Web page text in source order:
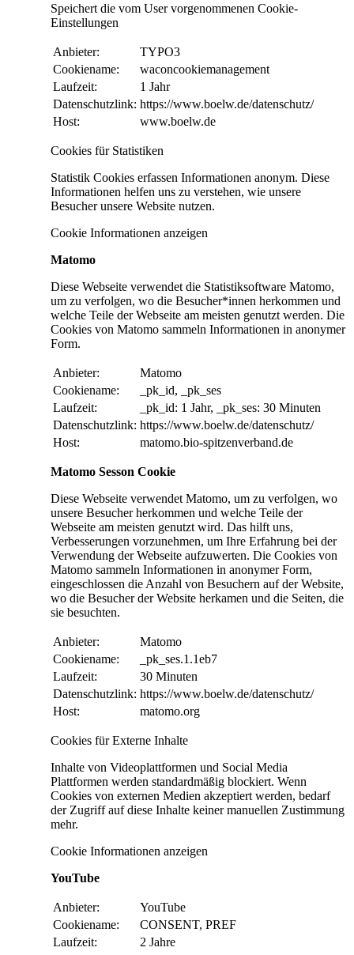
Speichert die vom User vorgenommenen Cookie-
Einstellungen
Anbieter:
TYPO3
Cookiename:
waconcookiemanagement
Laufzeit:
1 Jahr
Datenschutzlink: https://www.boelw.de/datenschutz/
Host:
www.boelw.de
Cookies für Statistiken
Statistik Cookies erfassen Informationen anonym. Diese
Informationen helfen uns zu verstehen, wie unsere
Besucher unsere Website nutzen.
Cookie Informationen anzeigen
Matomo
Diese Webseite verwendet die Statistiksoftware Matomo,
um zu verfolgen, wo die Besucher*innen herkommen und
welche Teile der Webseite am meisten genutzt werden. Die
Cookies von Matomo sammeln Informationen in anonymer
Form.
Anbieter:
Matomo
Cookiename:
_pk_id, _pk_ses
Laufzeit:
_pk_id: 1 Jahr, _pk_ses: 30 Minuten
Datenschutzlink: https://www.boelw.de/datenschutz/
Host:
matomo.bio-spitzenverband.de
Matomo Sesson Cookie
Diese Webseite verwendet Matomo, um zu verfolgen, wo
unsere Besucher herkommen und welche Teile der
Webseite am meisten genutzt wird. Das hilft uns,
Verbesserungen vorzunehmen, um Ihre Erfahrung bei der
Verwendung der Webseite aufzuwerten. Die Cookies von
Matomo sammeln Informationen in anonymer Form,
eingeschlossen die Anzahl von Besuchern auf der Website,
wo die Besucher der Website herkamen und die Seiten, die
sie besuchten.
Anbieter:
Matomo
Cookiename:
_pk_ses.1.1eb7
Laufzeit:
30 Minuten
Datenschutzlink: https://www.boelw.de/datenschutz/
Host:
matomo.org
Cookies für Externe Inhalte
Inhalte von Videoplattformen und Social Media
Plattformen werden standardmäßig blockiert. Wenn
Cookies von externen Medien akzeptiert werden, bedarf
der Zugriff auf diese Inhalte keiner manuellen Zustimmung
mehr.
Cookie Informationen anzeigen
YouTube
Anbieter:
YouTube
Cookiename:
CONSENT, PREF
Laufzeit:
2 Jahre